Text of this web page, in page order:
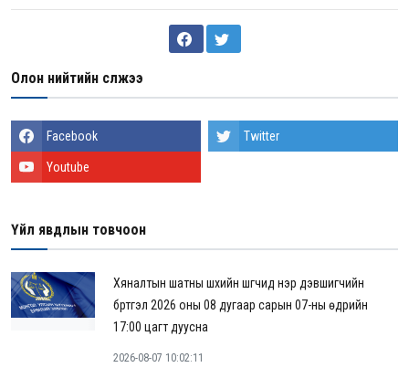
Олон нийтийн сүлжээ
Facebook Twitter
Youtube
Үйл явдлын товчоон
Хяналтын шатны шүүхийн шүүгчид нэр дэвшигчийн
бүртгэл 2026 оны 08 дугаар сарын 07-ны өдрийн
17:00 цагт дуусна
2026-08-07 10:02:11